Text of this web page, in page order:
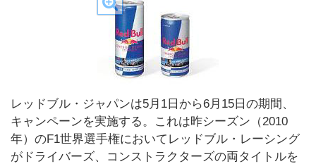
レッドブル・ジャパンは5月1日から6月15日の期間、
キャンペーンを実施する。これは昨シーズン（2010
年）のF1世界選手権においてレッドブル・レーシング
がドライバーズ、コンストラクターズの両タイトルを